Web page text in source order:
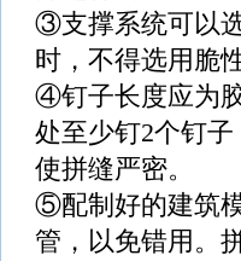
③支撑系统可以
时，不得选用脆
④钉子长度应为
处至少钉2个钉
使拼缝严密。
⑤配制好的建筑
管，以免错用。